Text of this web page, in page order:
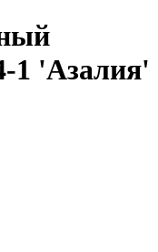
1 'Азалия'